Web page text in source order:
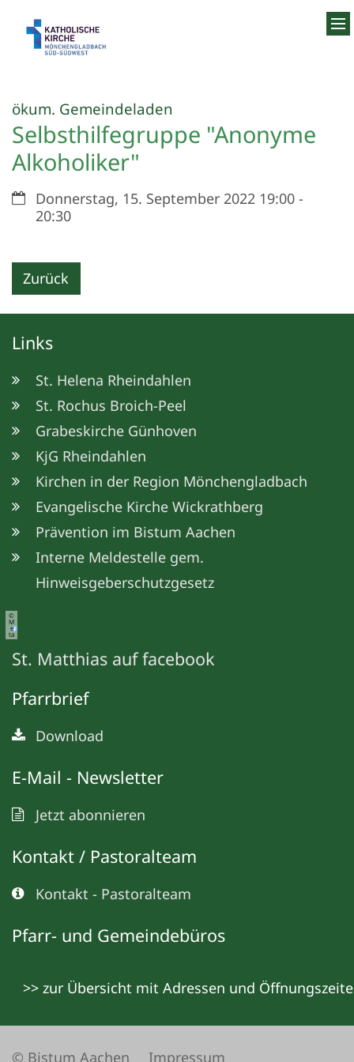
ökum. Gemeindeladen
Selbsthilfegruppe "Anonyme
Alkoholiker"
Datum:Donnerstag, 15. September 2022 19:00 -
20:30
Zurück
Links
St. Helena Rheindahlen
St. Rochus Broich-Peel
Grabeskirche Günhoven
KjG Rheindahlen
Kirchen in der Region Mönchengladbach
Evangelische Kirche Wickrathberg
Prävention im Bistum Aachen
Interne Meldestelle gem.
Hinweisgeberschutzgesetz
©
M
e
ta
St. Matthias auf facebook
Pfarrbrief
Download
E-Mail - Newsletter
Jetzt abonnieren
Kontakt / Pastoralteam
Kontakt - Pastoralteam
Pfarr- und Gemeindebüros
>> zur Übersicht mit Adressen und
© Bistum Aachen Impressum